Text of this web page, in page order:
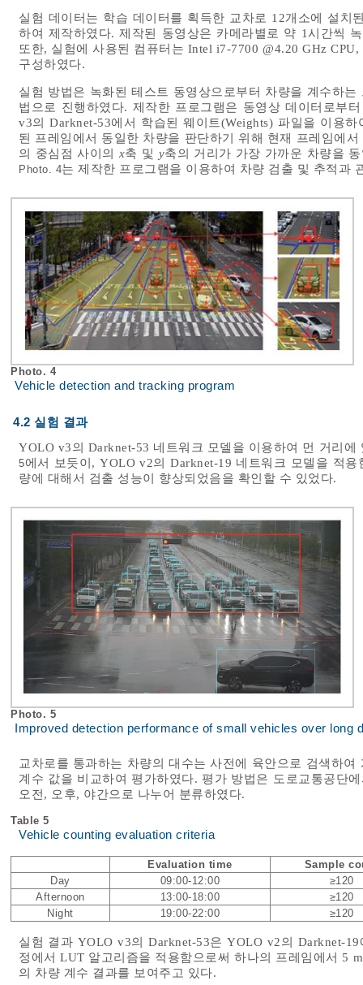
실험 데이터는 학습 데이터를 획득한 교차로 12개소에 설치
하여 제작하였다. 제작된 동영상은 카메라별로 약 1시간씩
또한, 실험에 사용된 컴퓨터는 Intel i7-7700 @4.20 GHz
구성하였다.
실험 방법은 녹화된 테스트 동영상으로부터 차량을 계수하
법으로 진행하였다. 제작한 프로그램은 동영상 데이터로부
v3의 Darknet-53에서 학습된 웨이트(Weights) 파일을 이용
된 프레임에서 동일한 차량을 판단하기 위해 현재 프레임에
의 중심점 사이의 x축 및 y축의 거리가 가장 가까운 차량을
Photo. 4는 제작한 프로그램을 이용하여 차량 검출 및 추적과
Photo. 4
Vehicle detection and tracking program
4.2 실험 결과
YOLO v3의 Darknet-53 네트워크 모델을 이용하여 먼 거리
5에서 보듯이, YOLO v2의 Darknet-19 네트워크 모델을 적
량에 대해서 검출 성능이 향상되었음을 확인할 수 있었다.
Photo. 5
Improved detection performance of small vehicles over long
교차로를 통과하는 차량의 대수는 사전에 육안으로 검색하
계수 값을 비교하여 평가하였다. 평가 방법은 도로교통공단
오전, 오후, 야간으로 나누어 분류하였다.
Table 5
Vehicle counting evaluation criteria
Evaluation time
Sample
Day
09:00-12:00
≥120
Afternoon
13:00-18:00
≥120
Night
19:00-22:00 ≥120
실험 결과 YOLO v3의 Darknet-53은 YOLO v2의 Darknet-
정에서 LUT 알고리즘을 적용함으로써 하나의 프레임에서 5
의 차량 계수 결과를 보여주고 있다.